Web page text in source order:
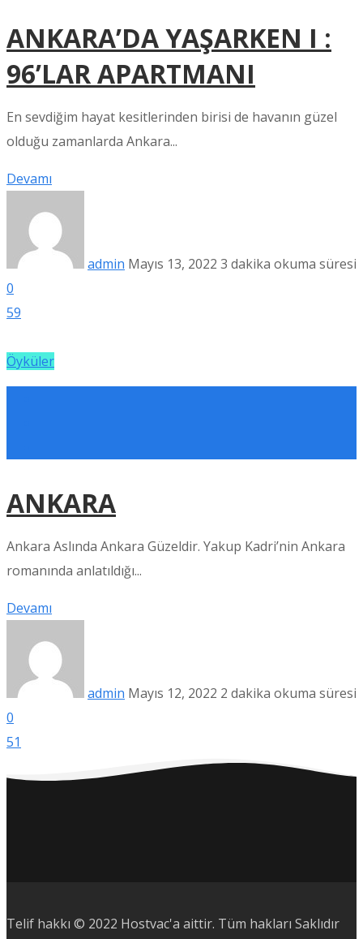
ANKARA’DA YAŞARKEN I :
96’LAR APARTMANI
En sevdiğim hayat kesitlerinden birisi de havanın güzel
olduğu zamanlarda Ankara...
Devamı
admin Mayıs 13, 2022 3 dakika okuma süresi
0
59
Öyküler
ANKARA
Ankara Aslında Ankara Güzeldir. Yakup Kadri’nin Ankara
romanında anlatıldığı...
Devamı
admin Mayıs 12, 2022 2 dakika okuma süresi
0
51
Telif hakkı © 2022 Hostvac'a aittir. Tüm hakları Saklıdır